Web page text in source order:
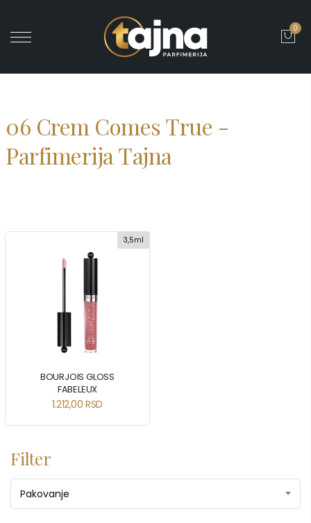
0
06 Crem Comes True -
Parfimerija Tajna
3,5ml
BOURJOIS GLOSS
FABELEUX
1.212,00RSD
Filter
Pakovanje